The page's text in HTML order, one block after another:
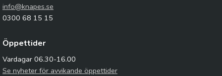
info@knapes.se
0300 68 15 15
Öppettider
Vardagar 06.30-16.00
Se nyheter för avvikande öppettider